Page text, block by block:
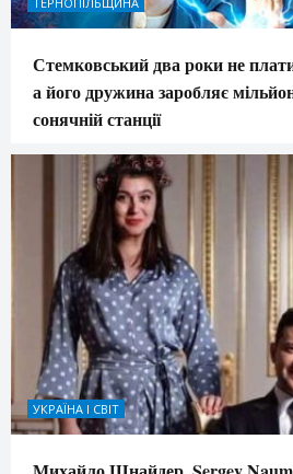
Стемковський два роки не
а його дружина заробляє
сонячній станції
УКРАЇНА І СВІТ